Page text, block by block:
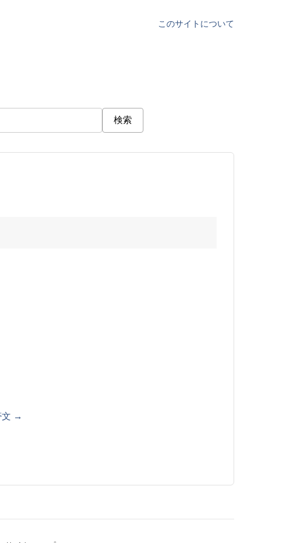
このサイトについて
検索
文 →